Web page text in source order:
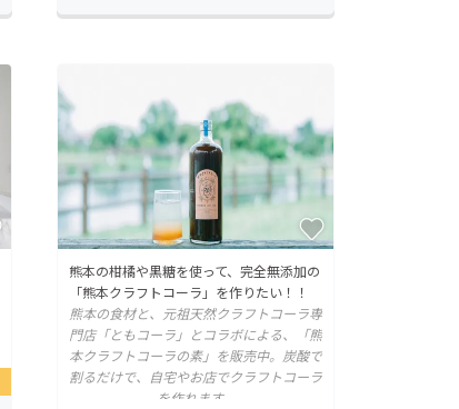
熊本の柑橘や黒糖を使って、完全無添加の
「熊本クラフトコーラ」を作りたい！！
熊本の食材と、元祖天然クラフトコーラ専
門店「ともコーラ」とコラボによる、「熊
本クラフトコーラの素」を販売中。炭酸で
割るだけで、自宅やお店でクラフトコーラ
を作れます。